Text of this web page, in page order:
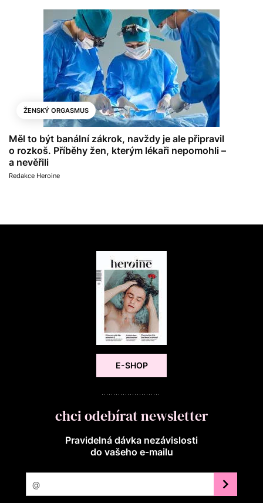
ŽENSKÝ ORGASMUS
Měl to být banální zákrok, navždy je ale připravil
o rozkoš. Příběhy žen, kterým lékaři nepomohli –
a nevěřili
Redakce Heroine
E-SHOP
chci odebírat newsletter
Pravidelná dávka nezávislosti
do vašeho e‑mailu